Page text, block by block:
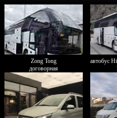
Zong Tong
договорная
автобус